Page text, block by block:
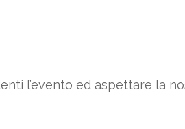
l’evento ed aspettare la